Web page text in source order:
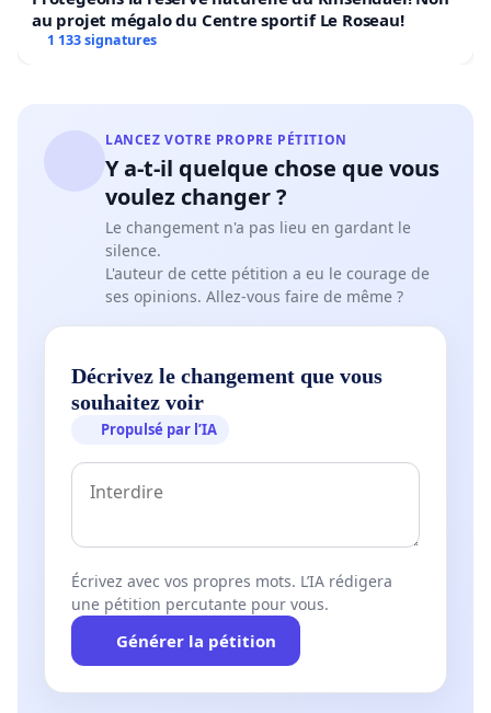
au projet mégalo du Centre sportif Le Roseau!
1 133 signatures
LANCEZ VOTRE PROPRE PÉTITION
Y a-t-il quelque chose que vous
voulez changer ?
Le changement n'a pas lieu en gardant le
silence.
L'auteur de cette pétition a eu le courage de
ses opinions. Allez-vous faire de même ?
Décrivez le changement que vous
souhaitez voir
Propulsé par l’IA
Écrivez avec vos propres mots. L’IA rédigera
une pétition percutante pour vous.
Générer la pétition